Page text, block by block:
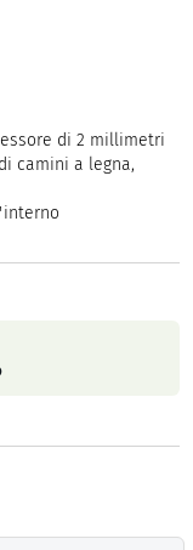
di 2 millimetri
camini a legna,